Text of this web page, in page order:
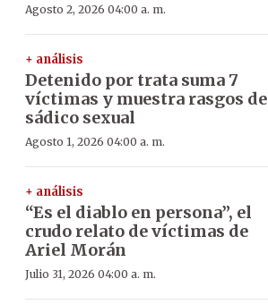
Agosto 2, 2026 04:00 a. m.
+ análisis
Detenido por trata suma 7
víctimas y muestra rasgos de
sádico sexual
Agosto 1, 2026 04:00 a. m.
+ análisis
“Es el diablo en persona”, el
crudo relato de víctimas de
Ariel Morán
Julio 31, 2026 04:00 a. m.